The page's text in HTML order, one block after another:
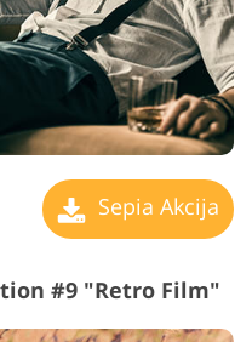
Sepia Akcija
#9 "Retro Film"